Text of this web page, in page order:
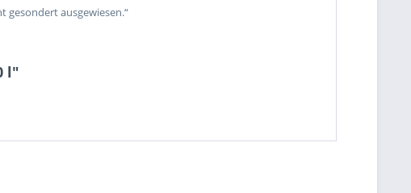
gesondert ausgewiesen.“
l"